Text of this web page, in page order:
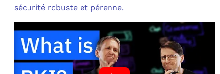
sécurité robuste et pérenne.